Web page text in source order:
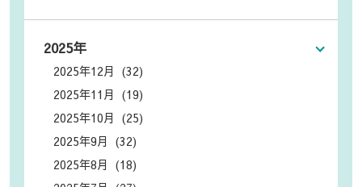
2025年
2025年12月 (32)
2025年11月 (19)
2025年10月 (25)
2025年9月 (32)
2025年8月 (18)